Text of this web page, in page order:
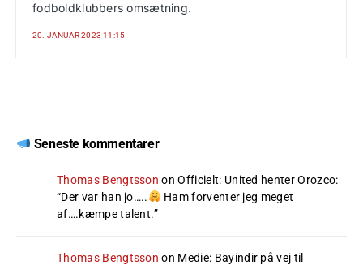
fodboldklubbers omsætning.
20. JANUAR 2023 11:15
Seneste kommentarer
Thomas Bengtsson onOfficielt: United henter Orozco:
“Der var han jo…..
Ham forventer jeg meget
af….kæmpe talent.”
Thomas Bengtsson on Medie: Bayindir på vej til